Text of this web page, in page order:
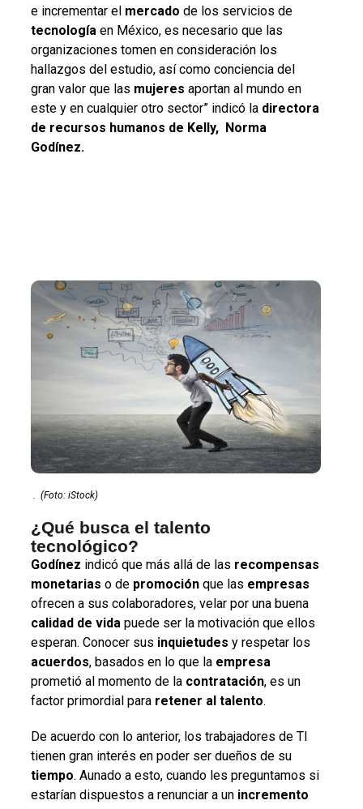
e incrementar el mercado de los servicios de
tecnología en México, es necesario que las
organizaciones tomen en consideración los
hallazgos del estudio, así como conciencia del
gran valor que las mujeres aportan al mundo en
este y en cualquier otro sector” indicó la directora
de recursos humanos de Kelly, Norma
Godínez.
. (Foto: iStock)
¿Qué busca el talento
tecnológico?
Godínez indicó que más allá de las recompensas
monetarias o de promociónque las empresas
ofrecen a sus colaboradores, velar por una buena
calidad de vida puede ser la motivación que ellos
esperan. Conocer sus inquietudes y respetar los
acuerdos, basados en lo que la empresa
prometió al momento de la contratación, es un
factor primordial para retener al talento.
De acuerdo con lo anterior, los trabajadores de TI
tienen gran interés en poder ser dueños de su
tiempo. Aunado a esto, cuando les preguntamos si
estarían dispuestos a renunciar a un incremento